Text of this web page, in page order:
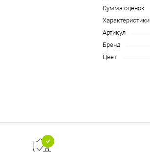
Сумма оценок
Характеристики
Артикул
Бренд
Цвет